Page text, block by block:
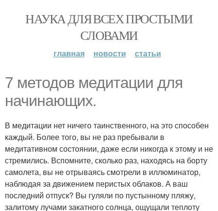
НАУКА ДЛЯ ВСЕХ ПРОСТЫМИ
СЛОВАМИ
главная новости статьи
7 методов медитации для
начинающих.
В медитации нет ничего таинственного, на это способен
каждый. Более того, вы не раз пребывали в
медитативном состоянии, даже если никогда к этому и не
стремились. Вспомните, сколько раз, находясь на борту
самолета, вы не отрываясь смотрели в иллюминатор,
наблюдая за движением перистых облаков. А ваш
последний отпуск? Вы гуляли по пустынному пляжу,
залитому лучами закатного солнца, ощущали теплоту